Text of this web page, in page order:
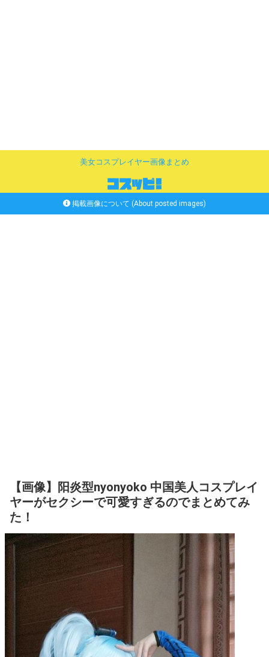
美女コスプレイヤー画像まとめ
掲載画像について (About posted images)
【画像】阳炎型nyonyoko 中国美人コスプレイ
ヤーがセクシーで可愛すぎるのでまとめてみ
た！